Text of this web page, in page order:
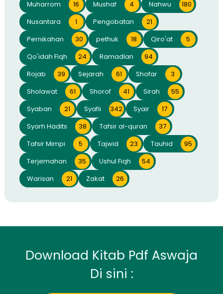
Muharrom
16 Mushaf 4 Nahwu
180
Nusantara
1 Pengobatan
21
Pernikahan
30 pethuk 18 Qiro'at
5
Qo'idah Fiqh
24 Ramadlan
94
Rojab
39 Sejarah 61 Shofar
3
Sholawat
61 Shorof 41 Sirah
55
Syaban
21 Syafii 342 Syair
17
Syarh Hadits
38 Tafsir al-quran
37
Tafsir Mimpi
5 Tajwid 23 Tauhid
95
Terjemahan
35 Ushul Fiqh
54
Warisan
21 Zakat 26
Download Kitab Pdf Aswaja
Di sini :